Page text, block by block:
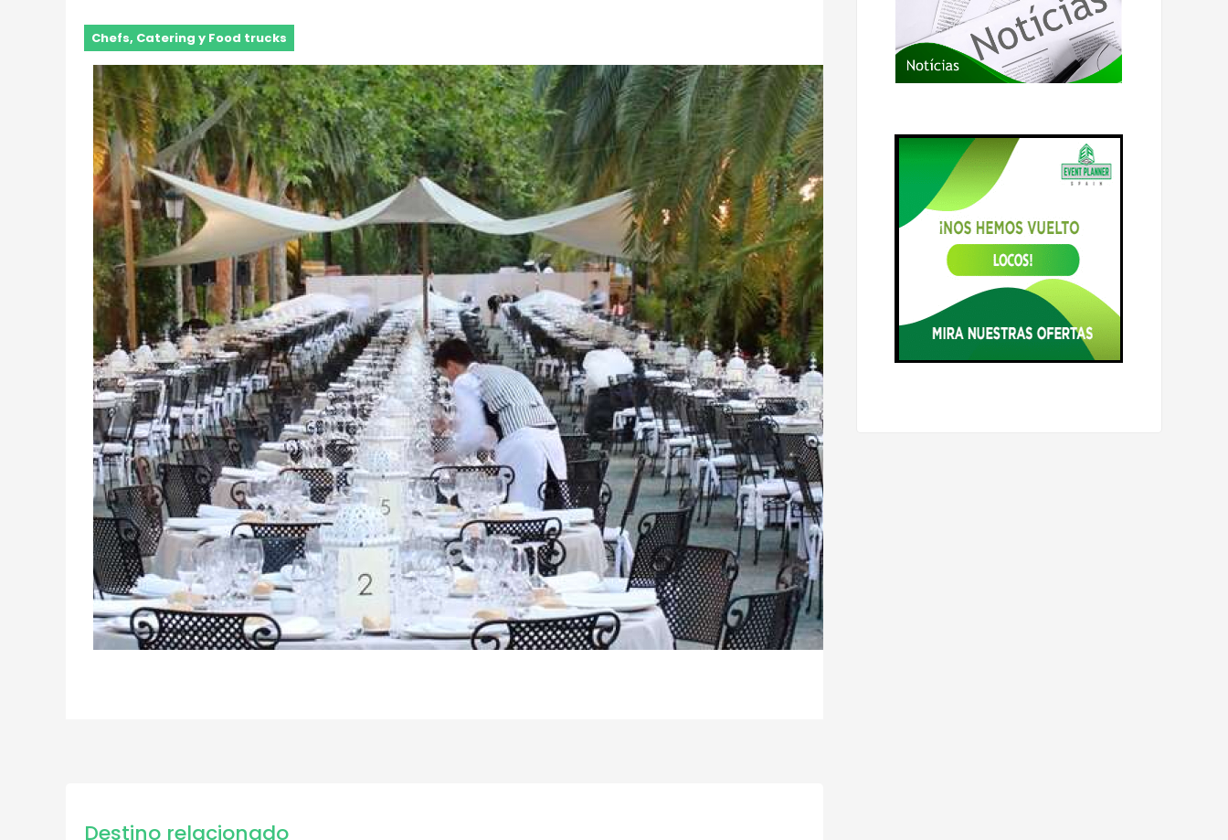
Chefs, Catering y Food trucks
Destino relacionado